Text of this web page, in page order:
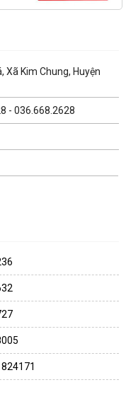
Xã Kim Chung, Huyện
- 036.668.2628